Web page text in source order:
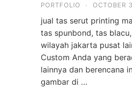
PORTFOLIO
· OCTOBER
jual tas serut printing
tas spunbond, tas
wilayah jakarta pusat
Custom Anda yang
lainnya dan berencana
gambar di …